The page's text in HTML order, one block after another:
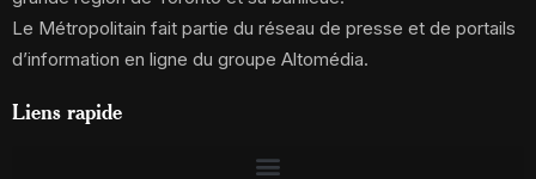
Le Métropolitain fait partie du réseau de presse et de portails
d’information en ligne du groupe Altomédia.
Liens rapide